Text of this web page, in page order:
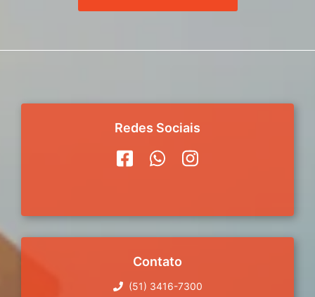
Redes Sociais
Contato
(51) 3416-7300